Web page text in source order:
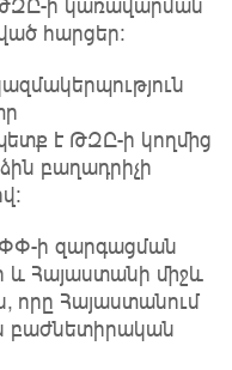
հարցեր։
է ԹԶԸ-ի կողմից
բաղադրիչի
ի զարգացման
և Հայաստանի միջև
որը Հայաստանում
բաժնետիրական